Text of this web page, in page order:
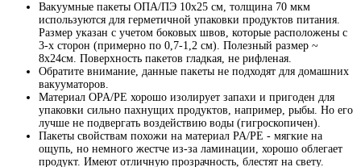
Вакуумные пакеты ОПА/ПЭ 10x25 см, толщина 70 мкм
используются для герметичной упаковки продуктов питания.
Размер указан с учетом боковых швов, которые расположены с
3-х сторон (примерно по 0,7-1,2 см). Полезный размер ~
8x24см. Поверхность пакетов гладкая, не рифленая.
Обратите внимание, данные пакеты не подходят для домашних
вакууматоров.
Материал OPA/PE хорошо изолирует запахи и пригоден для
упаковки сильно пахнущих продуктов, например, рыбы. Но его
лучше не подвергать воздействию воды (гигроскопичен).
Пакеты свойствам похожи на материал PA/PE - мягкие на
ощупь, но немного жестче из-за ламинации, хорошо облегает
продукт. Имеют отличную прозрачность, блестят на свету.